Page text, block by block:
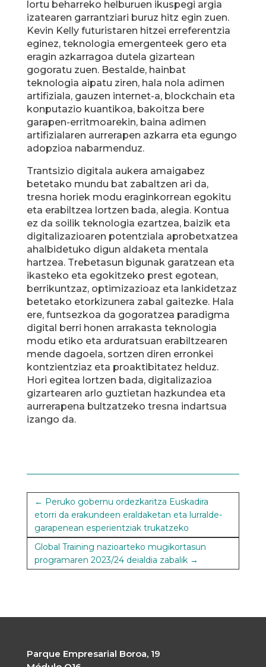
lortu beharreko helburuen ikuspegi argia
izatearen garrantziari buruz hitz egin zuen.
Kevin Kelly futuristaren hitzei erreferentzia
eginez, teknologia emergenteek gero eta
eragin azkarragoa dutela gizartean
gogoratu zuen. Bestalde, hainbat
teknologia aipatu ziren, hala nola adimen
artifiziala, gauzen internet-a, blockchain eta
konputazio kuantikoa, bakoitza bere
garapen-erritmoarekin, baina adimen
artifizialaren aurrerapen azkarra eta egungo
adopzioa nabarmenduz.
Trantsizio digitala aukera amaigabez
betetako mundu bat zabaltzen ari da,
tresna horiek modu eraginkorrean egokitu
eta erabiltzea lortzen bada, alegia. Kontua
ez da soilik teknologia ezartzea, baizik eta
digitalizazioaren potentziala aprobetxatzea
ahalbidetuko digun aldaketa mentala
hartzea. Trebetasun bigunak garatzean eta
ikasteko eta egokitzeko prest egotean,
berrikuntzaz, optimizazioaz eta lankidetzaz
betetako etorkizunera zabal gaitezke. Hala
ere, funtsezkoa da gogoratzea paradigma
digital berri honen arrakasta teknologia
modu etiko eta arduratsuan erabiltzearen
mende dagoela, sortzen diren erronkei
kontzientziaz eta proaktibitatez helduz.
Hori egitea lortzen bada, digitalizazioa
gizartearen arlo guztietan hazkundea eta
aurrerapena bultzatzeko tresna indartsua
izango da.
← Peruko gobernu ordezkaritza Euskadira
etorri da erakundeen eraldaketan eta lurralde-
garapenean esperientziak trukatzeko
Global Training nazioarteko mugikortasun
programaren 2023/24 deialdia zabalik→
Parque Empresarial Boroa, 19